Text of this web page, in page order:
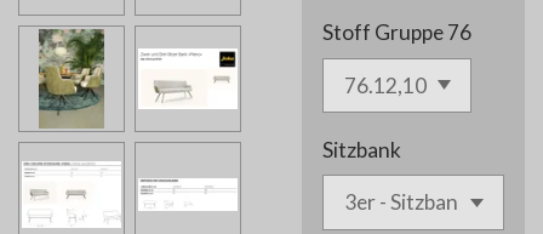
Stoff Gruppe 76
Sitzbank